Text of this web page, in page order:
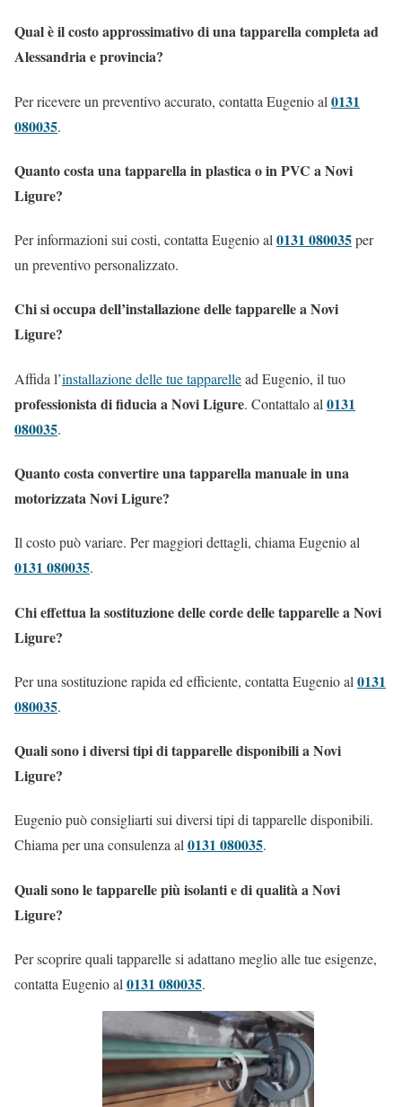
Qual è il costo approssimativo di una tapparella completa ad
Alessandria e provincia?
Per ricevere un preventivo accurato, contatta Eugenio al 0131
080035.
Quanto costa una tapparella in plastica o in PVC a Novi
Ligure?
Per informazioni sui costi, contatta Eugenio al 0131 080035per
un preventivo personalizzato.
Chi si occupa dell’installazione delle tapparelle a Novi
Ligure?
Affida l’installazione delle tue tapparellead Eugenio, il tuo
professionista di fiducia a Novi Ligure. Contattalo al 0131
080035.
Quanto costa convertire una tapparella manuale in una
motorizzata Novi Ligure?
Il costo può variare. Per maggiori dettagli, chiama Eugenio al
0131 080035.
Chi effettua la sostituzione delle corde delle tapparelle a Novi
Ligure?
Per una sostituzione rapida ed efficiente, contatta Eugenio al 0131
080035.
Quali sono i diversi tipi di tapparelle disponibili a Novi
Ligure?
Eugenio può consigliarti sui diversi tipi di tapparelle disponibili.
Chiama per una consulenza al0131 080035.
Quali sono le tapparelle più isolanti e di qualità a Novi
Ligure?
Per scoprire quali tapparelle si adattano meglio alle tue esigenze,
contatta Eugenio al 0131 080035.